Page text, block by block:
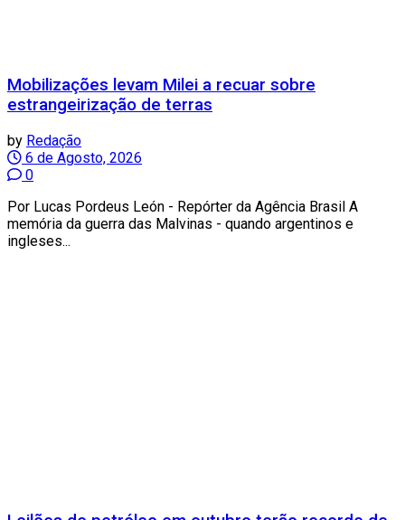
Mobilizações levam Milei a recuar sobre
estrangeirização de terras
by Redação
6 de Agosto, 2026
0
Por Lucas Pordeus León - Repórter da Agência Brasil A
memória da guerra das Malvinas - quando argentinos e
ingleses...